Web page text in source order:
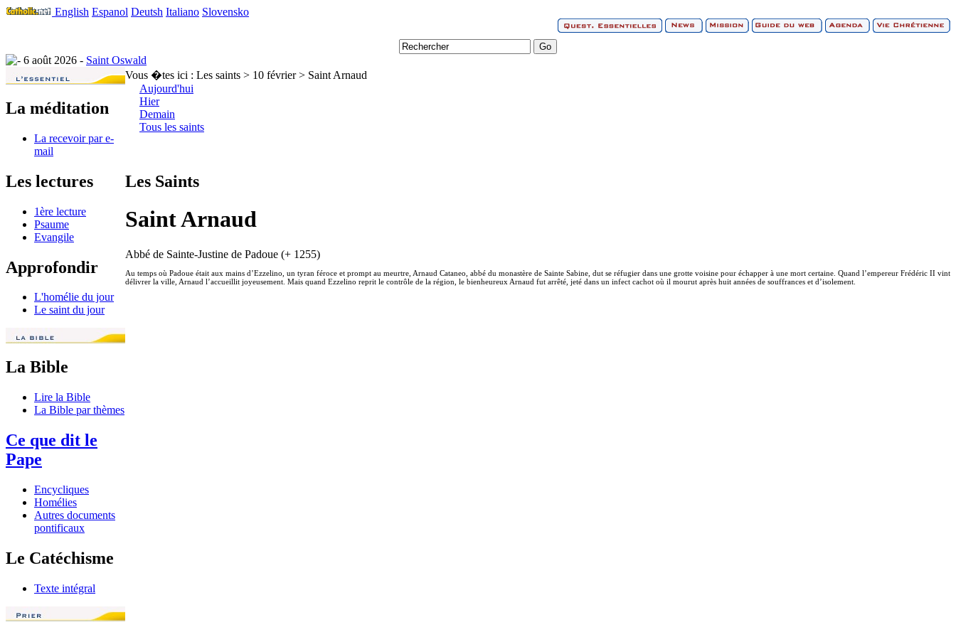
English Espanol Deutsh Italiano Slovensko
6 août 2026 - Saint Oswald
La méditation
La recevoir par e-
mail
Les lectures
1ère lecture
Psaume
Evangile
Approfondir
L'homélie du jour
Le saint du jour
La Bible
Lire la Bible
La Bible par thèmes
Ce que dit le
Pape
Encycliques
Homélies
Autres documents
pontificaux
Le Catéchisme
Texte intégral
Vous �tes ici : Les saints > 10 février > Saint Arnaud
Aujourd'hui
Hier
Demain
Tous les saints
Les Saints
Saint Arnaud
Abbé de Sainte-Justine de Padoue (+ 1255)
Au temps où Padoue était aux mains d’Ezzelino, un tyran féroce et prompt au meurtre, Arnaud Cataneo, abbé du monastère de Sainte Sabine, dut se réfugier dans une grotte voisine pour échapper à une mort certaine. Quand l’empereur Frédéric II vint
délivrer la ville, Arnaud l’accueillit joyeusement. Mais quand Ezzelino reprit le contrôle de la région, le bienheureux Arnaud fut arrêté, jeté dans un infect cachot où il mourut après huit années de souffrances et d’isolement.